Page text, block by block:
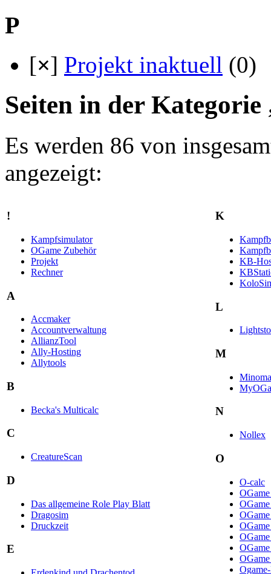
P
[×] Projekt inaktuell (0)
Seiten in der Kategorie
Es werden 86 von
angezeigt:
!
Kampfsimulator
OGame Zubehör
Projekt
Rechner
A
Accmaker
Accountverwaltung
AllianzTool
Ally-Hosting
Allytools
B
Becka's Multicalc
C
CreatureScan
D
Das allgemeine Role Play Blatt
Dragosim
Druckzeit
E
K
KB-
L
M
N
Nollex
O
O-calc